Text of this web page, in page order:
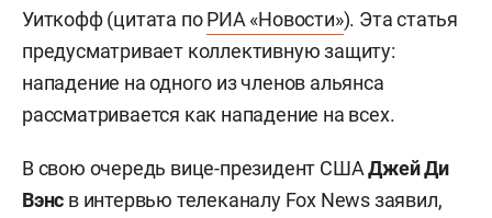
Уиткофф (цитата поРИА «Новости»). Эта статья
предусматривает коллективную защиту:
нападение на одного из членов альянса
рассматривается как нападение на всех.
В свою очередь вице-президент СШАДжей Ди
Вэнс в интервью телеканалу Fox News заявил,